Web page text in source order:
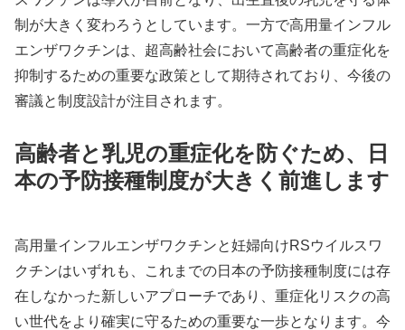
制が大きく変わろうとしています。一方で高用量インフル
エンザワクチンは、超高齢社会において高齢者の重症化を
抑制するための重要な政策として期待されており、今後の
審議と制度設計が注目されます。
高齢者と乳児の重症化を防ぐため、日
本の予防接種制度が大きく前進します
高用量インフルエンザワクチンと妊婦向けRSウイルスワ
クチンはいずれも、これまでの日本の予防接種制度には存
在しなかった新しいアプローチであり、重症化リスクの高
い世代をより確実に守るための重要な一歩となります。今